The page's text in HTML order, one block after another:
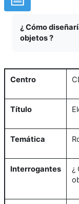
¿ Cómo
objetos ?
Centro
Título
Temática
Interrogantes
¿